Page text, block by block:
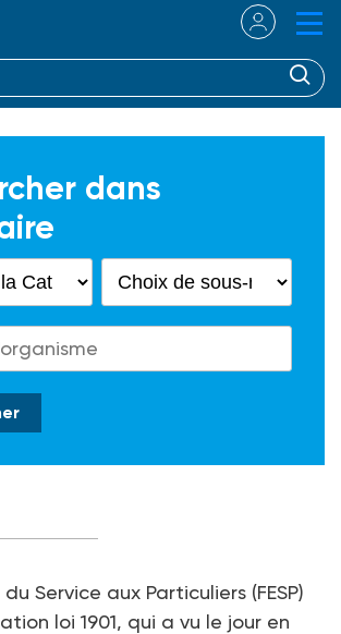
dans
Service aux Particuliers (FESP)
loi 1901, qui a vu le jour en